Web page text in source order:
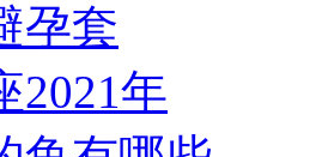
孕套
2021年